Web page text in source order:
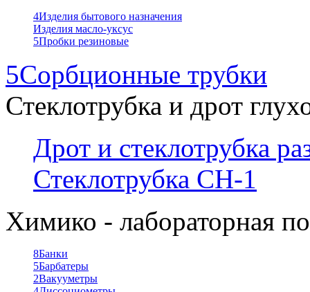
4Изделия бытового назначения
Изделия масло-уксус
5Пробки резиновые
5Сорбционные трубки
Стеклотрубка и дрот
Дрот и стеклотрубка
Стеклотрубка СН-1
Химико - лабораторная
8Банки
5Барбатеры
2Вакууметры